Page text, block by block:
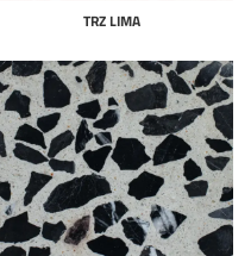
TRZ LIMA